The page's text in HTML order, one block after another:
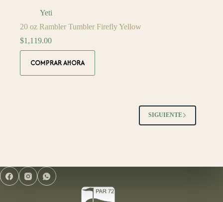
Yeti
20 oz Rambler Tumbler Firefly Yellow
$1,119.00
COMPRAR AHORA
SIGUIENTE